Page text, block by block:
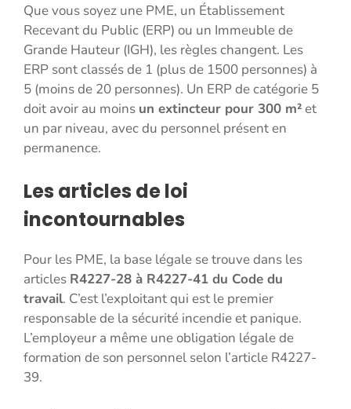
Que vous soyez une PME, un Établissement
Recevant du Public (ERP) ou un Immeuble de
Grande Hauteur (IGH), les règles changent. Les
ERP sont classés de 1 (plus de 1500 personnes) à
5 (moins de 20 personnes). Un ERP de catégorie 5
doit avoir au moins un extincteur pour 300 m²et
un par niveau, avec du personnel présent en
permanence.
Les articles de loi
incontournables
Pour les PME, la base légale se trouve dans les
articles R4227-28 à R4227-41 du Code du
travail. C’est l’exploitant qui est le premier
responsable de la sécurité incendie et panique.
L’employeur a même une obligation légale de
formation de son personnel selon l’article R4227-
39.